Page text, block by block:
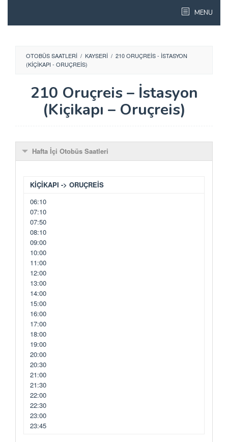
content
MENU
OTOBÜS SAATLERI / KAYSERI / 210 ORUÇREIS - İSTASYON
(KIÇIKAPI - ORUÇREIS)
210 Oruçreis – İstasyon
(Kiçikapı – Oruçreis)
Hafta İçi Otobüs Saatleri
KİÇİKAPI -> ORUÇREİS
06:10
07:10
07:50
08:10
09:00
10:00
11:00
12:00
13:00
14:00
15:00
16:00
17:00
18:00
19:00
20:00
20:30
21:00
21:30
22:00
22:30
23:00
23:45